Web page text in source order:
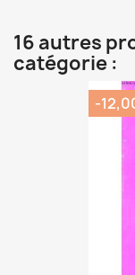
16 autres
catégorie :
-